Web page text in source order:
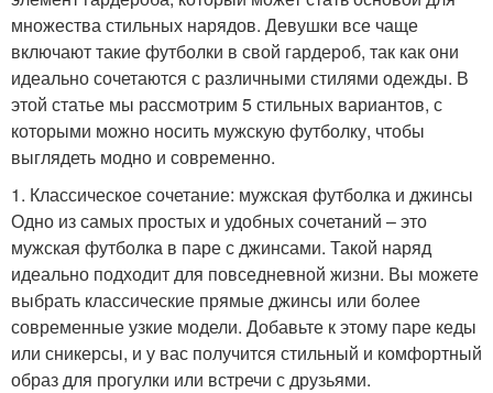
множества стильных нарядов. Девушки все чаще
включают такие футболки в свой гардероб, так как они
идеально сочетаются с различными стилями одежды. В
этой статье мы рассмотрим 5 стильных вариантов, с
которыми можно носить мужскую футболку, чтобы
выглядеть модно и современно.
1. Классическое сочетание: мужская футболка и джинсы
Одно из самых простых и удобных сочетаний – это
мужская футболка в паре с джинсами. Такой наряд
идеально подходит для повседневной жизни. Вы можете
выбрать классические прямые джинсы или более
современные узкие модели. Добавьте к этому паре кеды
или сникерсы, и у вас получится стильный и комфортный
образ для прогулки или встречи с друзьями.